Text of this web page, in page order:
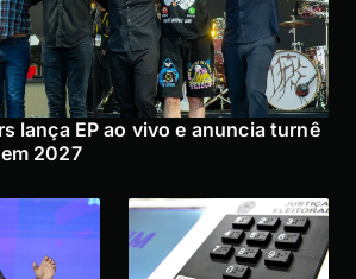
lança EP ao vivo e anuncia turnê
2027